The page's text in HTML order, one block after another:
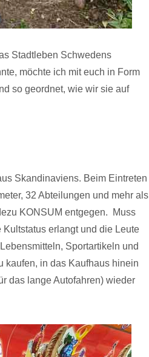
Stadtleben Schwedens
möchte ich mit euch in Form
so geordnet, wie wir sie auf
Skandinaviens. Beim Eintreten
32 Abteilungen und mehr als
KONSUM entgegen. Muss
erlangt und die Leute
Sportartikeln und
kaufen, in das Kaufhaus hinein
das lange Autofahren) wieder